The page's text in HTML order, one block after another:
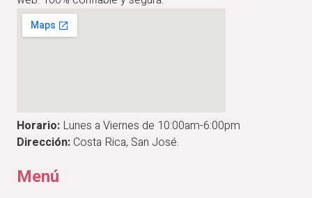
Horario: Lunes a Viernes de 10:00am-6:00pm
Dirección:Costa Rica, San José.
Menú